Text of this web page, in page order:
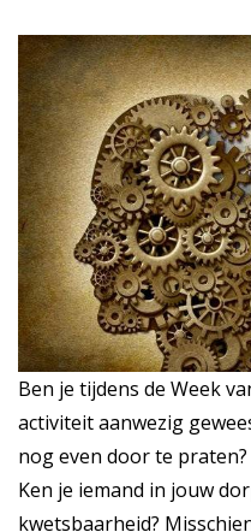
Ben je tijdens de Week
activiteit aanwezig
nog even door te praten?
Ken je iemand in jouw
kwetsbaarheid?